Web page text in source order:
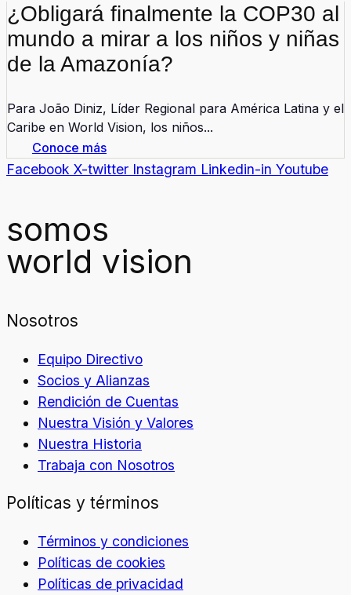
¿Obligará finalmente la COP30 al
mundo a mirar a los niños y niñas
de la Amazonía?
Para João Diniz, Líder Regional para América Latina y el
Caribe en World Vision, los niños...
Conoce más
Facebook X-twitter Instagram Linkedin-in Youtube
somos
world vision
Nosotros
Equipo Directivo
Socios y Alianzas
Rendición de Cuentas
Nuestra Visión y Valores
Nuestra Historia
Trabaja con Nosotros
Políticas y términos
Términos y condiciones
Políticas de cookies
Políticas de privacidad